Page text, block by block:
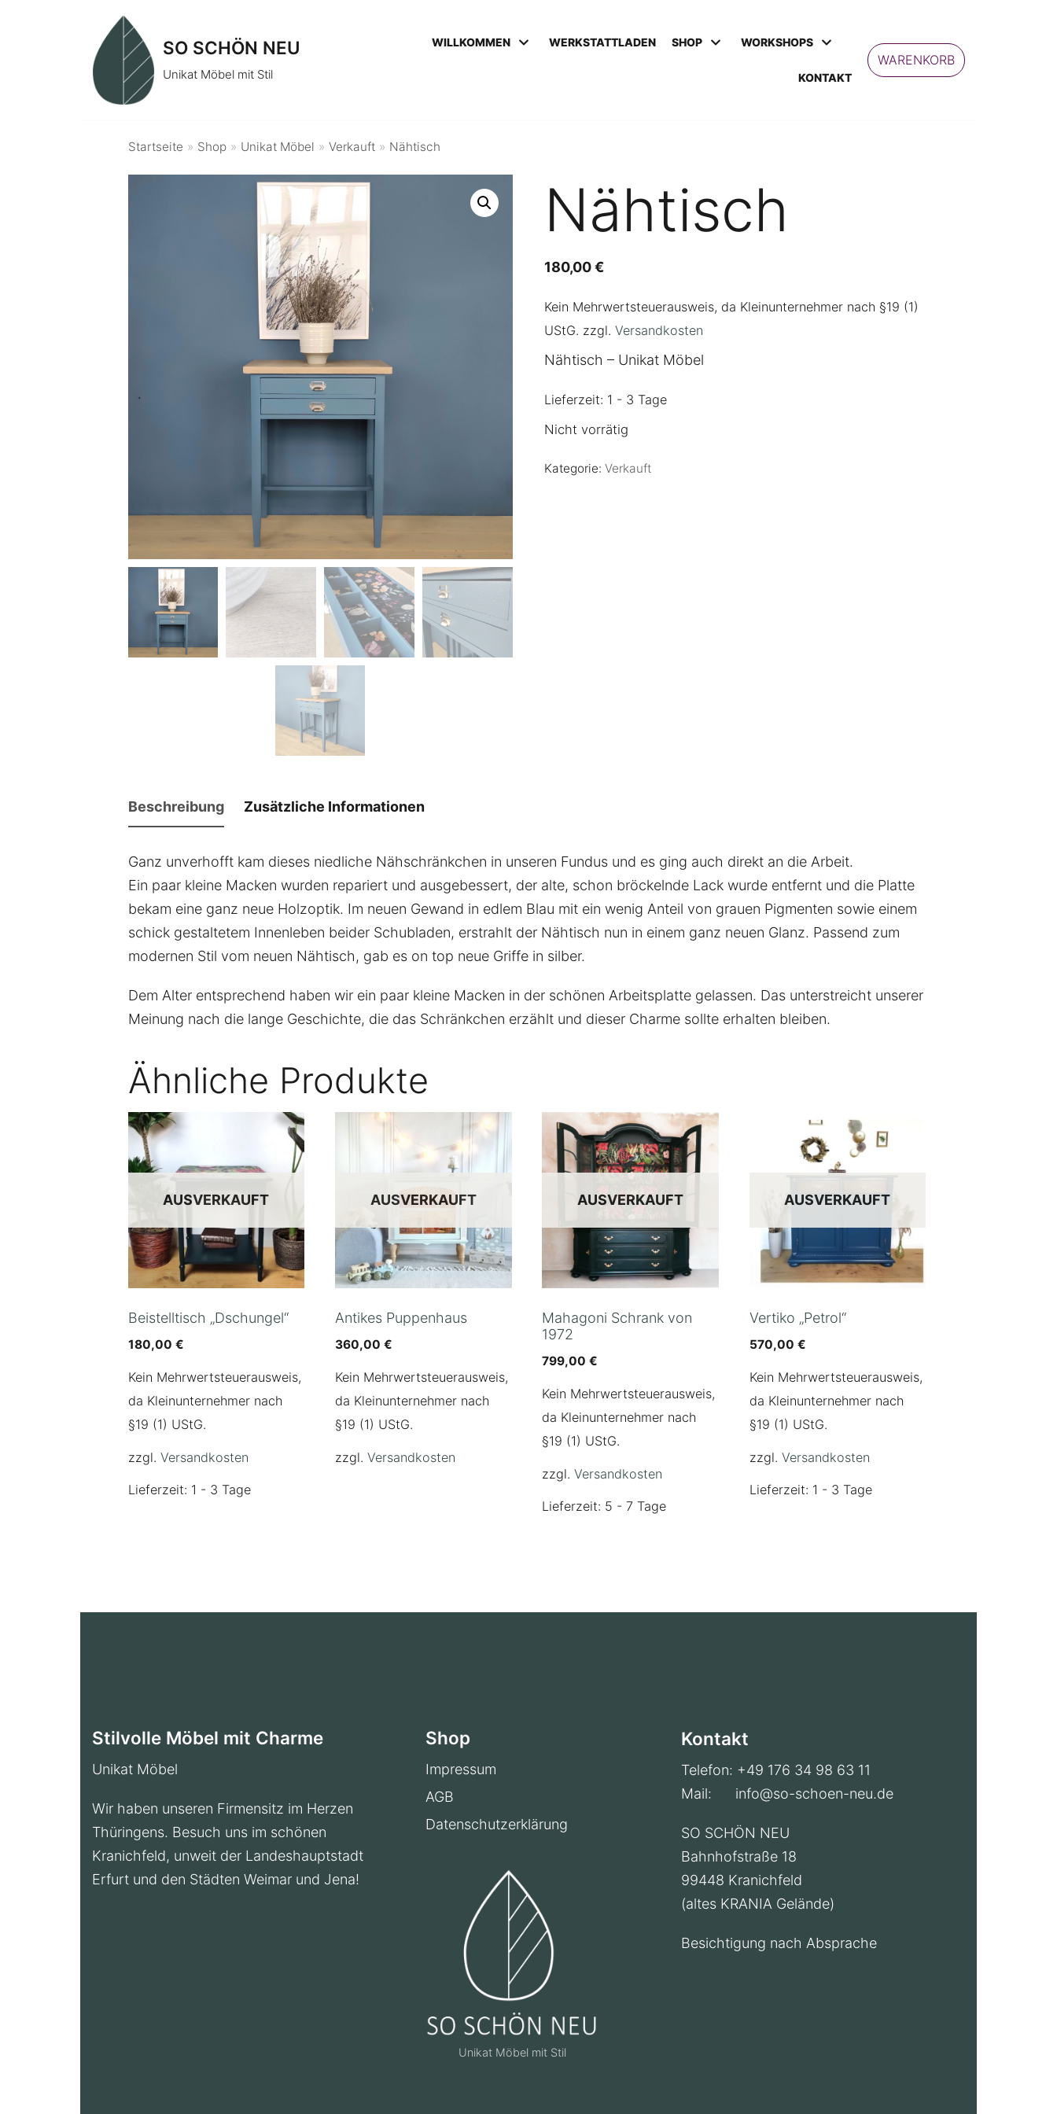
Zum
Inhalt
springen
SO SCHÖN NEU
Unikat Möbel mit Stil
WILLKOMMEN WERKSTATTLADEN SHOP WORKSHOPS
KONTAKT
WARENKORB
Startseite » Shop » Unikat Möbel » Verkauft » Nähtisch
Nähtisch
180,00€
Kein Mehrwertsteuerausweis, da Kleinunternehmer nach §19 (1)
UStG. zzgl.Versandkosten
Nähtisch – Unikat Möbel
Lieferzeit: 1 - 3 Tage
Nicht vorrätig
Kategorie:Verkauft
Beschreibung Zusätzliche Informationen
Ganz unverhofft kam dieses niedliche Nähschränkchen in unseren Fundus und es ging auch direkt an die Arbeit.
Ein paar kleine Macken wurden repariert und ausgebessert, der alte, schon bröckelnde Lack wurde entfernt und die Platte
bekam eine ganz neue Holzoptik. Im neuen Gewand in edlem Blau mit ein wenig Anteil von grauen Pigmenten sowie einem
schick gestaltetem Innenleben beider Schubladen, erstrahlt der Nähtisch nun in einem ganz neuen Glanz. Passend zum
modernen Stil vom neuen Nähtisch, gab es on top neue Griffe in silber.
Dem Alter entsprechend haben wir ein paar kleine Macken in der schönen Arbeitsplatte gelassen. Das unterstreicht unserer
Meinung nach die lange Geschichte, die das Schränkchen erzählt und dieser Charme sollte erhalten bleiben.
Ähnliche Produkte
AUSVERKAUFT
Beistelltisch „Dschungel“
180,00 €
Kein Mehrwertsteuerausweis,
da Kleinunternehmer nach
§19 (1) UStG.
zzgl. Versandkosten
Lieferzeit: 1 - 3 Tage
AUSVERKAUFT
Antikes Puppenhaus
360,00 €
Kein Mehrwertsteuerausweis,
da Kleinunternehmer nach
§19 (1) UStG.
zzgl. Versandkosten
AUSVERKAUFT
Mahagoni Schrank von
1972
799,00€
Kein Mehrwertsteuerausweis,
da Kleinunternehmer nach
§19 (1) UStG.
zzgl.Versandkosten
Lieferzeit: 5 - 7 Tage
AUSVERKAUFT
Vertiko „Petrol“
570,00 €
Kein Mehrwertsteuerausweis,
da Kleinunternehmer nach
§19 (1) UStG.
zzgl. Versandkosten
Lieferzeit: 1 - 3 Tage
Stilvolle Möbel mit Charme
Unikat Möbel
Wir haben unseren Firmensitz im Herzen
Thüringens. Besuch uns im schönen
Kranichfeld, unweit der Landeshauptstadt
Erfurt und den Städten Weimar und Jena!
Shop
Impressum
AGB
Datenschutzerklärung
Unikat Möbel mit Stil
Kontakt
Telefon: +49 176 34 98 63 11
Mail: info@so-schoen-neu.de
SO SCHÖN NEU
Bahnhofstraße 18
99448 Kranichfeld
(altes KRANIA Gelände)
Besichtigung nach Absprache